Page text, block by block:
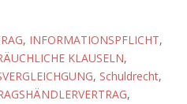
, INFORMATIONSPFLICHT,
KLAUSELN,
, Schuldrecht,
,